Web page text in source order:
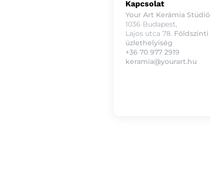
Kapcsolat
Your Art Kerámia Stúdió
1036 Budapest,
Lajos utca 78. Földszinti
üzlethelyiség
+36 70 977 2919
keramia@yourart.hu